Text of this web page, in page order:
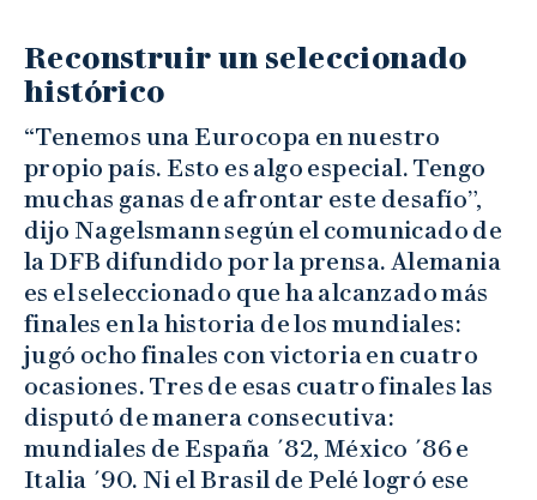
Reconstruir un seleccionado
histórico
“Tenemos una Eurocopa en nuestro
propio país. Esto es algo especial. Tengo
muchas ganas de afrontar este desafío”,
dijo Nagelsmann según el comunicado de
la DFB difundido por la prensa. Alemania
es el seleccionado que ha alcanzado más
finales en la historia de los mundiales:
jugó ocho finales con victoria en cuatro
ocasiones. Tres de esas cuatro finales las
disputó de manera consecutiva:
mundiales de España ´82, México ´86 e
Italia ´90. Ni el Brasil de Pelé logró ese